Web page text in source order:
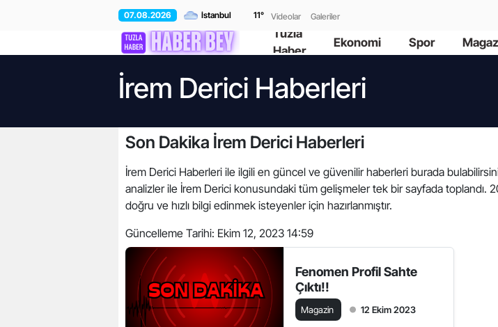
07.08.2026 11° Videolar Galeriler
Tuzla
Haber
Ekonomi Spor
İrem Derici Haberleri
Son Dakika İrem Derici Haberleri
İrem Derici Haberleri ile ilgili en güncel ve güvenilir haberleri burada
analizler ile İrem Derici konusundaki tüm gelişmeler tek bir sayfada toplandı.
doğru ve hızlı bilgi edinmek isteyenler için hazırlanmıştır.
Güncelleme Tarihi: Ekim 12, 2023 14:59
Fenomen Profil Sahte
Çıktı!!
Magazin 12 Ekim 2023